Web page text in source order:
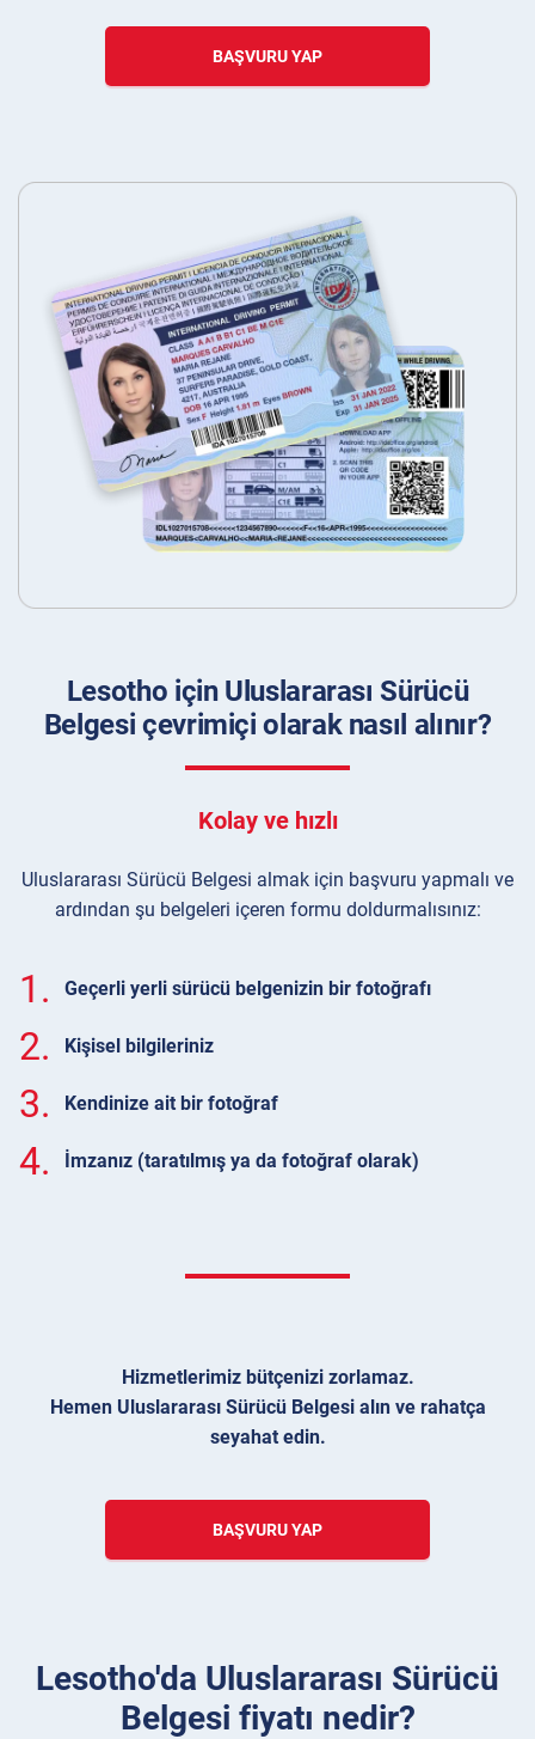
BAŞVURU YAP
Lesotho için Uluslararası Sürücü
Belgesi çevrimiçi olarak nasıl alınır?
Kolay ve hızlı
Uluslararası Sürücü Belgesi almak için başvuru yapmalı ve
ardından şu belgeleri içeren formu doldurmalısınız:
1. Geçerli yerli sürücü belgenizin bir fotoğrafı
2. Kişisel bilgileriniz
3. Kendinize ait bir fotoğraf
4. İmzanız (taratılmış ya da fotoğraf olarak)
Hizmetlerimiz bütçenizi zorlamaz.
Hemen Uluslararası Sürücü Belgesi alın ve rahatça
seyahat edin.
BAŞVURU YAP
Lesotho'da Uluslararası Sürücü
Belgesi fiyatı nedir?